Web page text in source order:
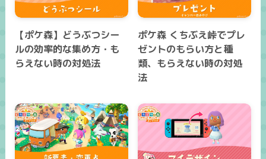
【ポケ森】どうぶつシー
ルの効率的な集め方・も
らえない時の対処法
ポケ森 くちぶえ峠でプレ
ゼントのもらい方と種
類、もらえない時の対処
法